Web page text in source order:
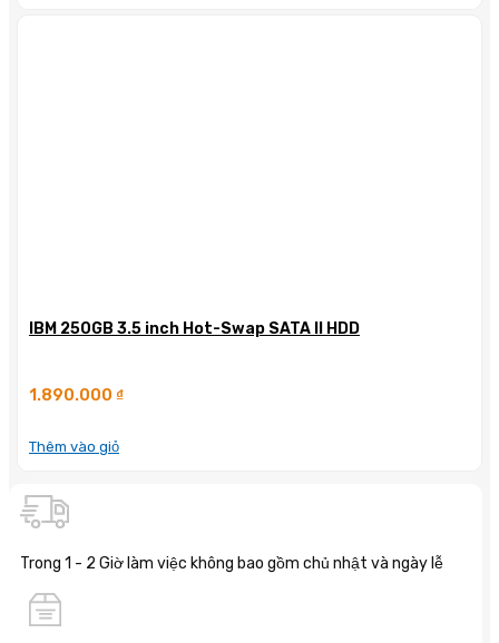
IBM 250GB 3.5 inch Hot-Swap SATA II HDD
1.890.000 ₫
Thêm vào giỏ
Trong 1 - 2 Giờ làm việc không bao gồm chủ nhật và ngày lễ